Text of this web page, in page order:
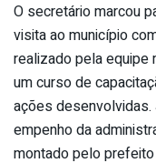
O secretário marcou
visita ao município
realizado pela equipe
um curso de
ações
empenho da
montado pelo